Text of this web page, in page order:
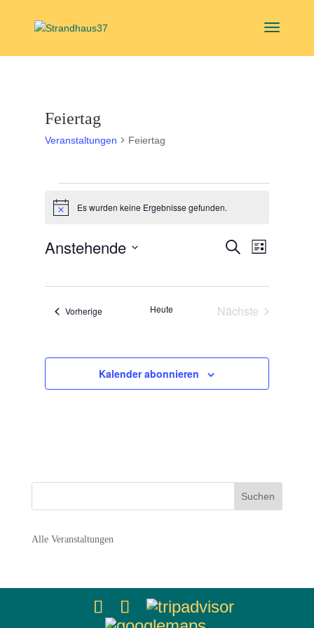
Feiertag
Veranstaltungen Feiertag
HinweisEs wurden keine Ergebnisse gefunden.
und
Navigation
Suche
Liste
Anstehende
Vorherige Veranstaltungen
Heute
Nächste
Kalender abonnieren
Alle Veranstaltungen